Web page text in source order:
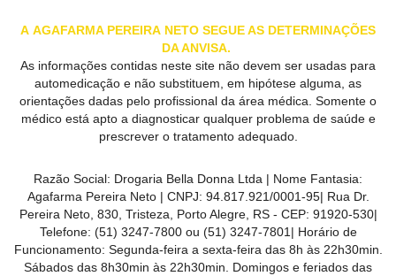
A AGAFARMA PEREIRA NETO SEGUE AS DETERMINAÇÕES
DA ANVISA.
As informações contidas neste site não devem ser usadas para
automedicação e não substituem, em hipótese alguma, as
orientações dadas pelo profissional da área médica. Somente o
médico está apto a diagnosticar qualquer problema de saúde e
prescrever o tratamento adequado.
Razão Social: Drogaria Bella Donna Ltda | Nome Fantasia:
Agafarma Pereira Neto | CNPJ: 94.817.921/0001-95| Rua Dr.
Pereira Neto, 830, Tristeza, Porto Alegre, RS - CEP: 91920-530|
Telefone: (51) 3247-7800 ou (51) 3247-7801| Horário de
Funcionamento: Segunda-feira a sexta-feira das 8h às 22h30min.
Sábados das 8h30min às 22h30min. Domingos e feriados das